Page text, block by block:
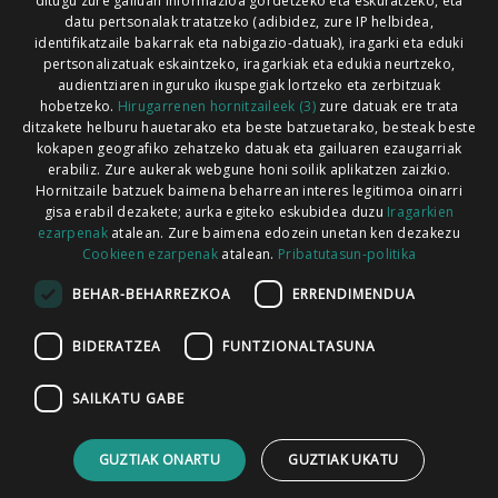
Xorroxin irratia | Lesaka | T. 948638288
Codesyntaxek garatua
HARREMANETARAKO
datu pertsonalak tratatzeko (adibidez, zure IP helbidea,
identifikatzaile bakarrak eta nabigazio-datuak), iragarki eta eduki
pertsonalizatuak eskaintzeko, iragarkiak eta edukia neurtzeko,
audientziaren inguruko ikuspegiak lortzeko eta zerbitzuak
hobetzeko. Hirugarrenen hornitzaileek (3)zure datuak ere trata
ditzakete helburu hauetarako eta beste batzuetarako, besteak beste
kokapen geografiko zehatzeko datuak eta gailuaren ezaugarriak
erabiliz. Zure aukerak webgune honi soilik aplikatzen zaizkio.
Hornitzaile batzuek baimena beharrean interes legitimoa oinarri
gisa erabil dezakete; aurka egiteko eskubidea duzu Iragarkien
ezarpenakatalean. Zure baimena edozein unetan ken dezakezu
Cookieen ezarpenak atalean. Pribatutasun-politika
BEHAR-BEHARREZKOA ERRENDIMENDUA
BIDERATZEA FUNTZIONALTASUNA
SAILKATU GABE
GUZTIAK ONARTU GUZTIAK UKATU